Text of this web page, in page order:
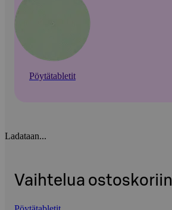
Pöytätabletit
Ladataan...
Vaihtelua ostoskoriin